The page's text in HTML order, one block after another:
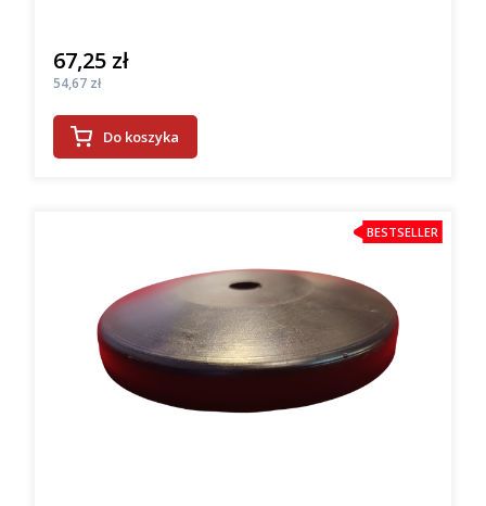
Cena
67,25 zł
Cena
54,67 zł
Do koszyka
BESTSELLER